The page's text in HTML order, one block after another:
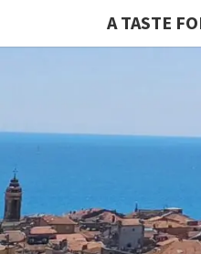
A TASTE